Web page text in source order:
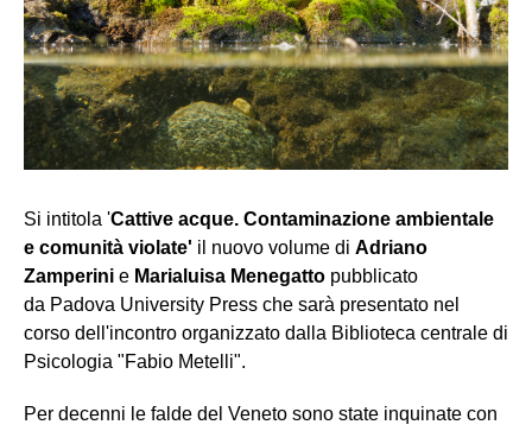
Si intitola 'Cattive acque. Contaminazione ambientale
e comunità violate' il nuovo volume di Adriano
Zamperini e Marialuisa Menegatto pubblicato
da Padova University Press che sarà presentato nel
corso dell'incontro organizzato dalla Biblioteca centrale di
Psicologia "Fabio Metelli".
Per decenni le falde del Veneto sono state inquinate con